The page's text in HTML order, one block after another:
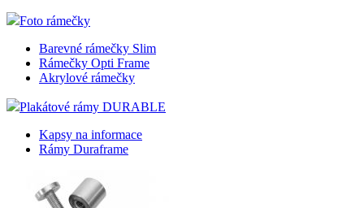
Foto rámečky
Barevné rámečky Slim
Rámečky Opti Frame
Akrylové rámečky
Plakátové rámy DURABLE
Kapsy na informace
Rámy Duraframe